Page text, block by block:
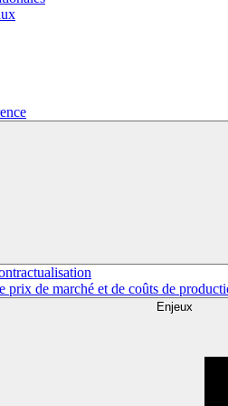
prix de marché et de coûts de
Enjeux